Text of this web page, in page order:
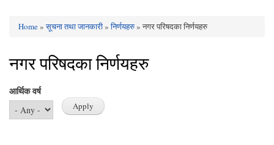
You are here
Home»सूचना तथा जानकारी»निर्णयहरु» नगर परिषदका निर्णयहरु
नगर परिषदका निर्णयहरु
आर्थिक वर्ष